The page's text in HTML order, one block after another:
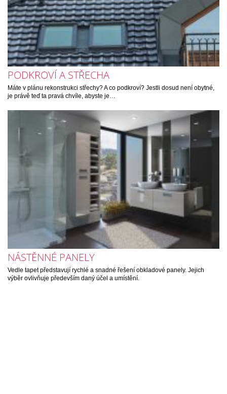
PODKROVÍ A STŘECHA
Máte v plánu rekonstrukci střechy? A co podkroví? Jestli dosud není obytné,
je právě teď ta pravá chvíle, abyste je…
NÁSTĚNNÉ PANELY
Vedle tapet představují rychlé a snadné řešení obkladové panely. Jejich
výběr ovlivňuje především daný účel a umístění.